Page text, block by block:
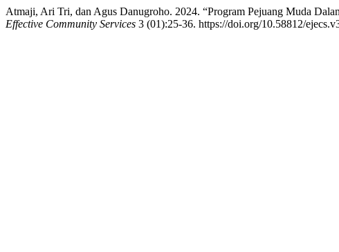
Atmaji, Ari Tri, dan Agus Danugroho. 2024. “Program Pejuang Muda
Effective Community Services 3 (01):25-36. https://doi.org/10.58812/